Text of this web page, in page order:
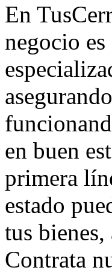
En
negocio
en buen
primera
estado
tus
Contrata